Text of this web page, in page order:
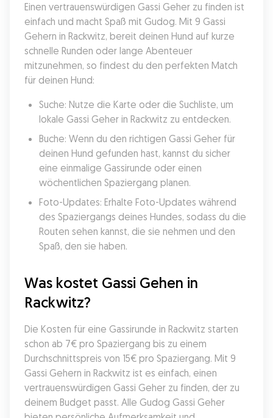
Einen vertrauenswürdigen Gassi Geher zu finden ist
einfach und macht Spaß mit Gudog. Mit 9 Gassi
Gehern in Rackwitz, bereit deinen Hund auf kurze
schnelle Runden oder lange Abenteuer
mitzunehmen, so findest du den perfekten Match
für deinen Hund:
Suche: Nutze die Karte oder die Suchliste, um
lokale Gassi Geher in Rackwitz zu entdecken.
Buche: Wenn du den richtigen Gassi Geher für
deinen Hund gefunden hast, kannst du sicher
eine einmalige Gassirunde oder einen
wöchentlichen Spaziergang planen.
Foto-Updates: Erhalte Foto-Updates während
des Spaziergangs deines Hundes, sodass du die
Routen sehen kannst, die sie nehmen und den
Spaß, den sie haben.
Was kostet Gassi Gehen in
Rackwitz?
Die Kosten für eine Gassirunde in Rackwitz starten
schon ab 7€ pro Spaziergang bis zu einem
Durchschnittspreis von 15€ pro Spaziergang. Mit 9
Gassi Gehern in Rackwitz ist es einfach, einen
vertrauenswürdigen Gassi Geher zu finden, der zu
deinem Budget passt. Alle Gudog Gassi Geher